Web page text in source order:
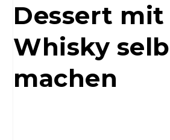
Dessert mit
Whisky
machen